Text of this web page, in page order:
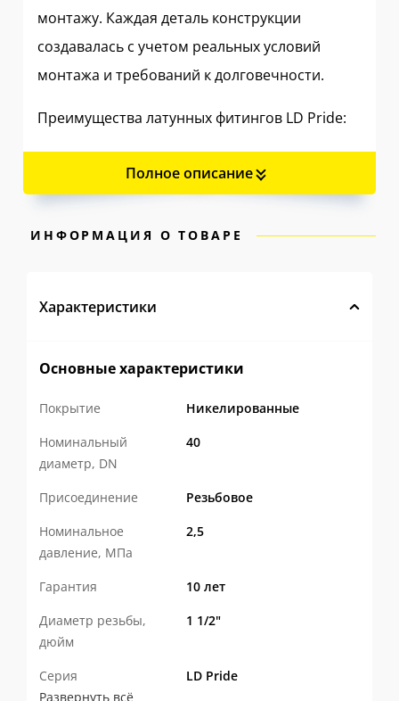
монтажу. Каждая деталь конструкции
создавалась с учетом реальных условий
монтажа и требований к долговечности.
Преимущества латунных фитингов LD Pride:
добавками обеспечивает прочность и
разрушение при затяжке и
Высокие антикоррозионные
свойства
материала подтверждены
исследованиями Уральского
государственного университета.
Широкая линейка DN 15–50
ниппели, переходы, углы 90°, тройники,
муфты, контргайки, заглушки, футорки,
разъемные сгоны («американки»)
прямые и угловые. Закрывает любые
схемы сборки трубопроводов — от
Полное описание
ИНФОРМАЦИЯ О ТОВАРЕ
Характеристики
Основные характеристики
Покрытие
Никелированные
Номинальный
диаметр, DN
40
Присоединение
Резьбовое
Номинальное
давление, МПа
2,5
Гарантия
10 лет
Диаметр резьбы,
дюйм
1 1/2"
Серия
LD Pride
Развернуть всё